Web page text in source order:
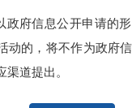
政府信息公开申请的形
动的，将不作为政府
道提出。